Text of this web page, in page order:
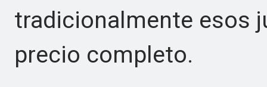
tradicionalmente esos
precio completo.